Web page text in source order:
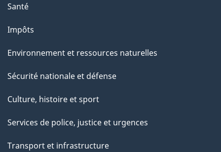
Santé
Impôts
Environnement et ressources naturelles
Sécurité nationale et défense
Culture, histoire et sport
Services de police, justice et urgences
Transport et infrastructure